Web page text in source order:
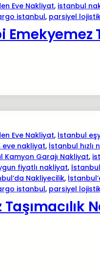
Eve Nakliyat, istanbul
istanbul, parsiyel
Emekyemez
Eve Nakliyat, İstanbul
nakliyat, İstanbul hızlı
Kamyon Garajı Nakliyat,
fiyatlı nakliyat,
Nakliyecilik,
istanbul, parsiyel